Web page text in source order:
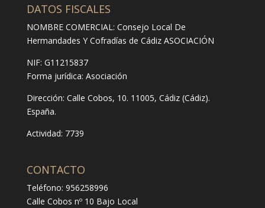
DATOS FISCALES
NOMBRE COMERCIAL: Consejo Local De
Hermandades Y Cofradías de Cádiz ASOCIACIÓN
NIF: G11215837
Forma jurídica: Asociación
Dirección: Calle Cobos, 10. 11005, Cádiz (Cádiz).
España.
Actividad: 7739
CONTACTO
Teléfono: 956258996
Calle Cobos nº 10 Bajo Local